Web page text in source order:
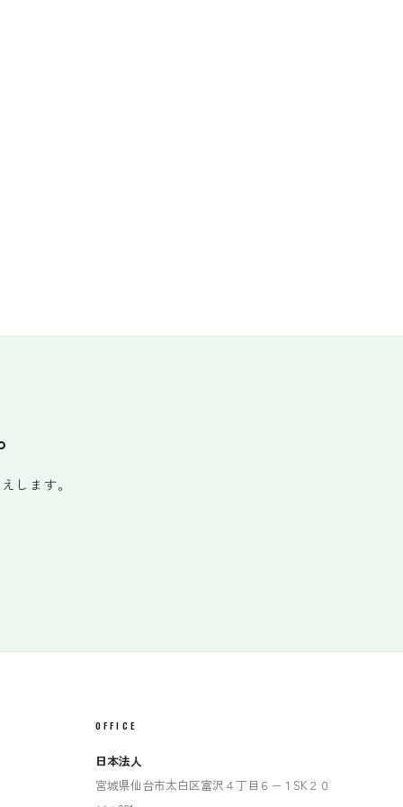
します。
OFFICE
日本法人
宮城県仙台市太白区富沢４丁目６−１SK２０